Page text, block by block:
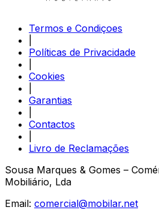
Termos e Condiçoes
Políticas de Privacidade
Cookies
Garantias
Contactos
Livro de Reclamações
Sousa Marques & Gomes –
Mobiliário, Lda
Email: comercial@mobilar.net